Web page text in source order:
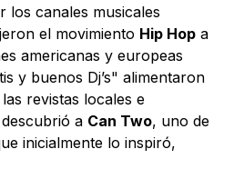
los canales musicales
el movimiento Hip Hop a
americanas y europeas
y buenos Dj’s" alimentaron
revistas locales e
a Can Two, uno de
inicialmente lo inspiró,